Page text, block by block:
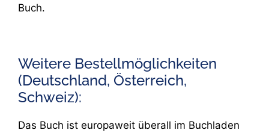
Buch.
Weitere Bestellmöglichkeiten
(Deutschland, Österreich,
Schweiz):
Das Buch ist europaweit überall im Buchladen